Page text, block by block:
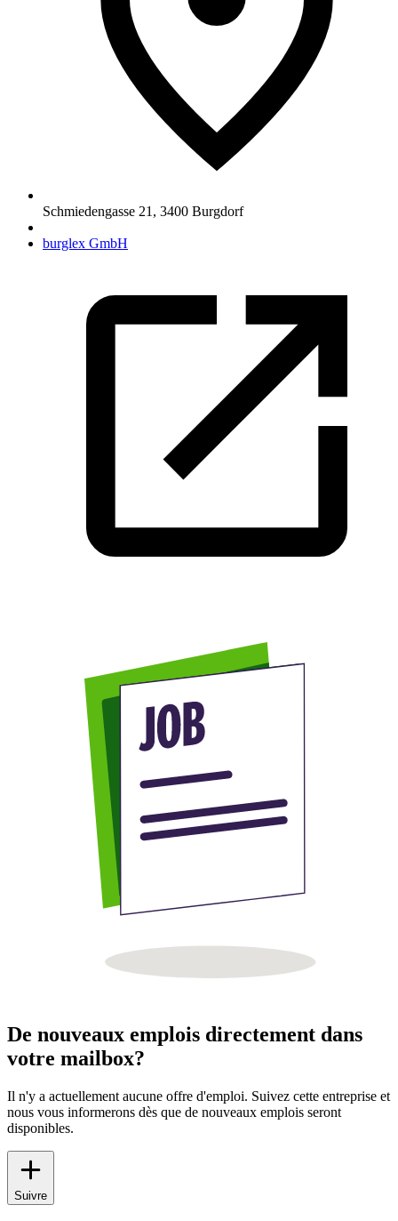
Schmiedengasse 21 , 3400 Burgdorf
burglex GmbH
De nouveaux emplois directement dans
votre mailbox?
Il n'y a actuellement aucune offre d'emploi. Suivez cette entreprise et
nous vous informerons dès que de nouveaux emplois seront
disponibles.
Suivre